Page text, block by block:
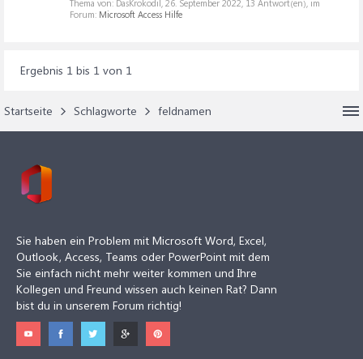
Thema von: DasKrokodil, 26. September 2022, 13 Antwort(en), im
Forum: Microsoft Access Hilfe
Ergebnis 1 bis 1 von 1
Startseite Schlagworte feldnamen
Sie haben ein Problem mit Microsoft Word, Excel,
Outlook, Access, Teams oder PowerPoint mit dem
Sie einfach nicht mehr weiter kommen und Ihre
Kollegen und Freund wissen auch keinen Rat? Dann
bist du in unserem Forum richtig!